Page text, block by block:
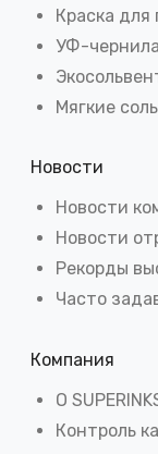
Краска для
УФ-чернила
Мягкие
Новости
Новости
Новости
Рекорды
Часто
Компания
О
Контроль